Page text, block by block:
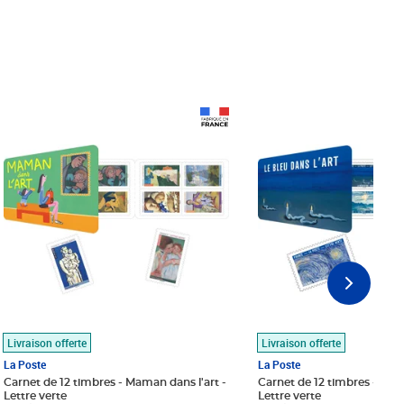
Livraison offerte
La Poste
Carnet de 12 timbres - Maman dans l'art -
Lettre verte
Livraison offerte
La Poste
Carnet de 12 timbres - Le
Lettre verte